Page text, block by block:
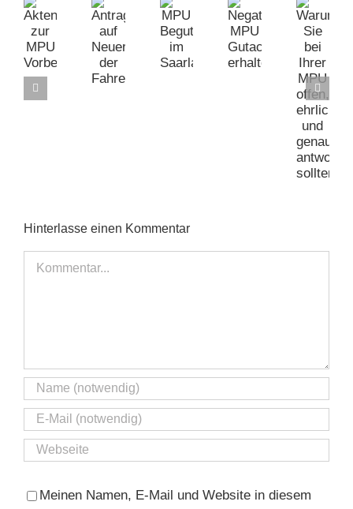
Akteneinsicht
Vorbereitung
Antrag
Neuerteilung
Begutachtungsstellen
Negatives
ehrlich
genau
Hinterlasse einen Kommentar
Kommentar
Meinen Namen, E-Mail und Website in diesem